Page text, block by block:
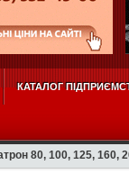
КАТАЛОГ
80, 100, 125, 160,